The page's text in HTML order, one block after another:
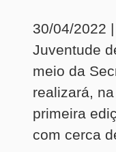
30/04/2022
Juventude
meio da
realizará,
primeira
com cerca